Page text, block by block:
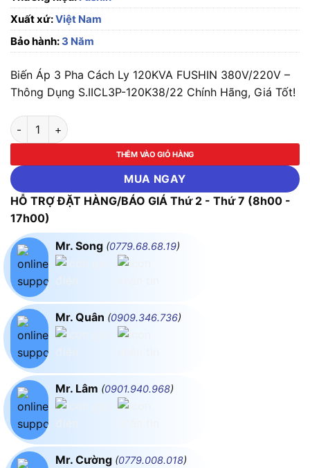
Xuất xứ:Việt Nam
Bảo hành: 3 Năm
Biến Áp 3 Pha Cách Ly 120KVA FUSHIN 380V/220V –
Thông Dụng S.IICL3P-120K38/22 Chính Hãng, Giá Tốt!
Biến Áp 3 Pha Cách Ly 120KVA FUSHIN 380V/220V - Thông
THÊM VÀO GIỎ HÀNG
MUA NGAY
HỖ TRỢ ĐẶT HÀNG/BÁO GIÁ Thứ 2 - Thứ 7 (8h00 -
17h00)
Mr. Song (0779.68.68.19)
Mr. Quân (0909.346.736)
Mr. Lâm (0901.940.968)
Mr. Cường (0779.008.018)